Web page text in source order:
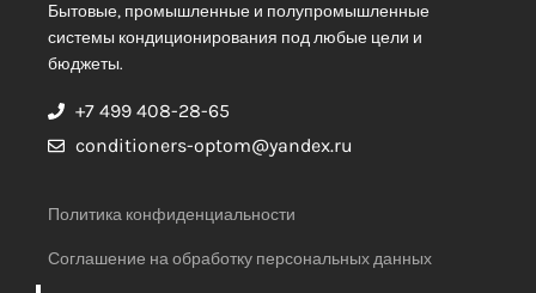
Бытовые, промышленные и полупромышленные
системы кондиционирования под любые цели и
бюджеты.
+7 499 408-28-65
conditioners-optom@yandex.ru
Политика конфиденциальности
Соглашение на обработку персональных данных